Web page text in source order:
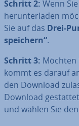
Schritt 2: Wenn
her­un­ter­la­den
Sie auf das Drei-
speichern“.
Schritt 3: Möchten
kommt es darauf
den Download
Download
und wählen Sie